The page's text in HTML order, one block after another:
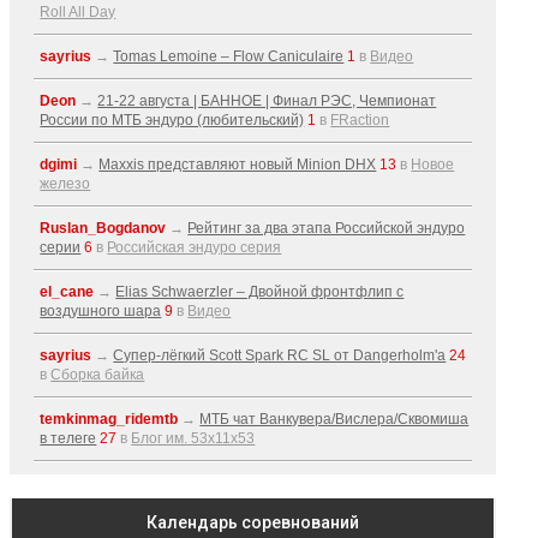
Roll All Day
sayrius →Tomas Lemoine – Flow Caniculaire 1 в Видео
Deon →21-22 августа | БАННОЕ | Финал РЭС, Чемпионат
России по МТБ эндуро (любительский) 1 в FRaction
dgimi → Maxxis представляют новый Minion DHX 13 в Новое
железо
Ruslan_Bogdanov → Рейтинг за два этапа Российской эндуро
серии 6 в Российская эндуро серия
el_cane → Elias Schwaerzler – Двойной фронтфлип с
воздушного шара 9 в Видео
sayrius →Супер-лёгкий Scott Spark RC SL от Dangerholm'a 24
вСборка байка
temkinmag_ridemtb → МТБ чат Ванкувера/Вислера/Сквомиша
в телеге 27 в Блог им. 53x11x53